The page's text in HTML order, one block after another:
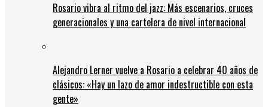
Rosario vibra al ritmo del jazz: Más escenarios, cruces
generacionales y una cartelera de nivel internacional
Alejandro Lerner vuelve a Rosario a celebrar 40 años de
clásicos: «Hay un lazo de amor indestructible con esta
gente»